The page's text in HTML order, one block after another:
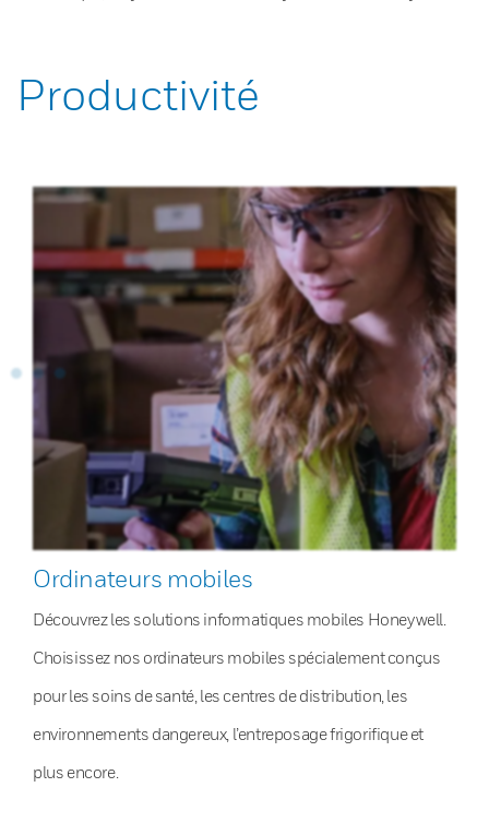
Productivité
Ordinateurs mobiles
Découvrez les solutions informatiques mobiles Honeywell.
Choisissez nos ordinateurs mobiles spécialement conçus
pour les soins de santé, les centres de distribution, les
environnements dangereux, l’entreposage frigorifique et
plus encore.